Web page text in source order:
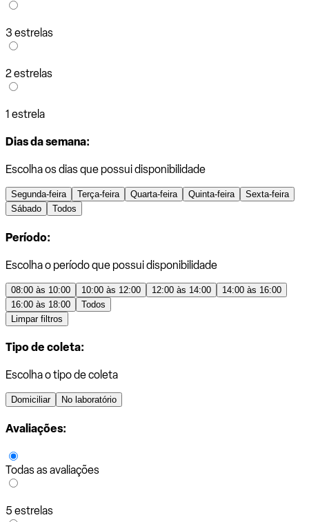
3 estrelas
2 estrelas
1 estrela
Dias da semana:
Escolha os dias que possui disponibilidade
Segunda-feira Terça-feira Quarta-feira Quinta-feira
Sexta-feira
Sábado
Todos
Período:
Escolha o período que possui disponibilidade
08:00 às 10:00 10:00 às 12:00 12:00 às 14:00
14:00 às 16:00
16:00 às 18:00
Todos
Limpar filtros
Tipo de coleta:
Escolha o tipo de coleta
Domiciliar No laboratório
Avaliações:
Todas as avaliações
5 estrelas